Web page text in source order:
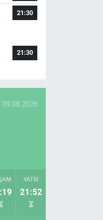
21:30
21:30
09.08.2026
YATSI
21:52